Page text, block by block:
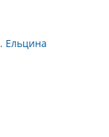
Ельцина